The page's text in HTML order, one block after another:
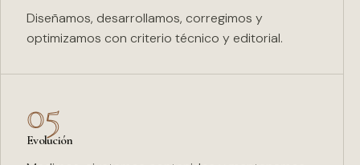
Diseñamos, desarrollamos, corregimos y
optimizamos con criterio técnico y editorial.
05
Evolución